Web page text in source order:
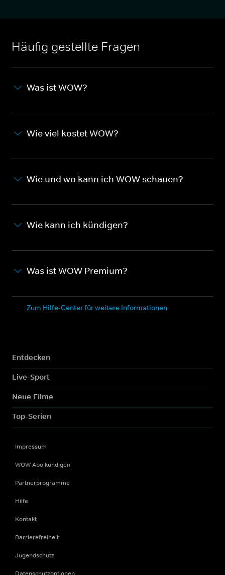
Häufig gestellte Fragen
Was ist WOW?
Wie viel kostet WOW?
Wie und wo kann ich WOW schauen?
Wie kann ich kündigen?
Was ist WOW Premium?
Zum Hilfe-Center für weitere Informationen
Entdecken
Live-Sport
Neue Filme
Top-Serien
Impressum
WOW Abo kündigen
Partnerprogramme
Hilfe
Kontakt
Barrierefreiheit
Jugendschutz